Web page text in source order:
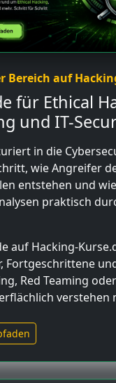
Bereich auf
für Ethical
und IT-
in die
wie Angreifer
entstehen und wie
praktisch
auf Hacking-
Fortgeschrittene
Red Teaming
verstehen